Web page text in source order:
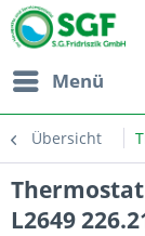
Menü
Übersicht
L2649